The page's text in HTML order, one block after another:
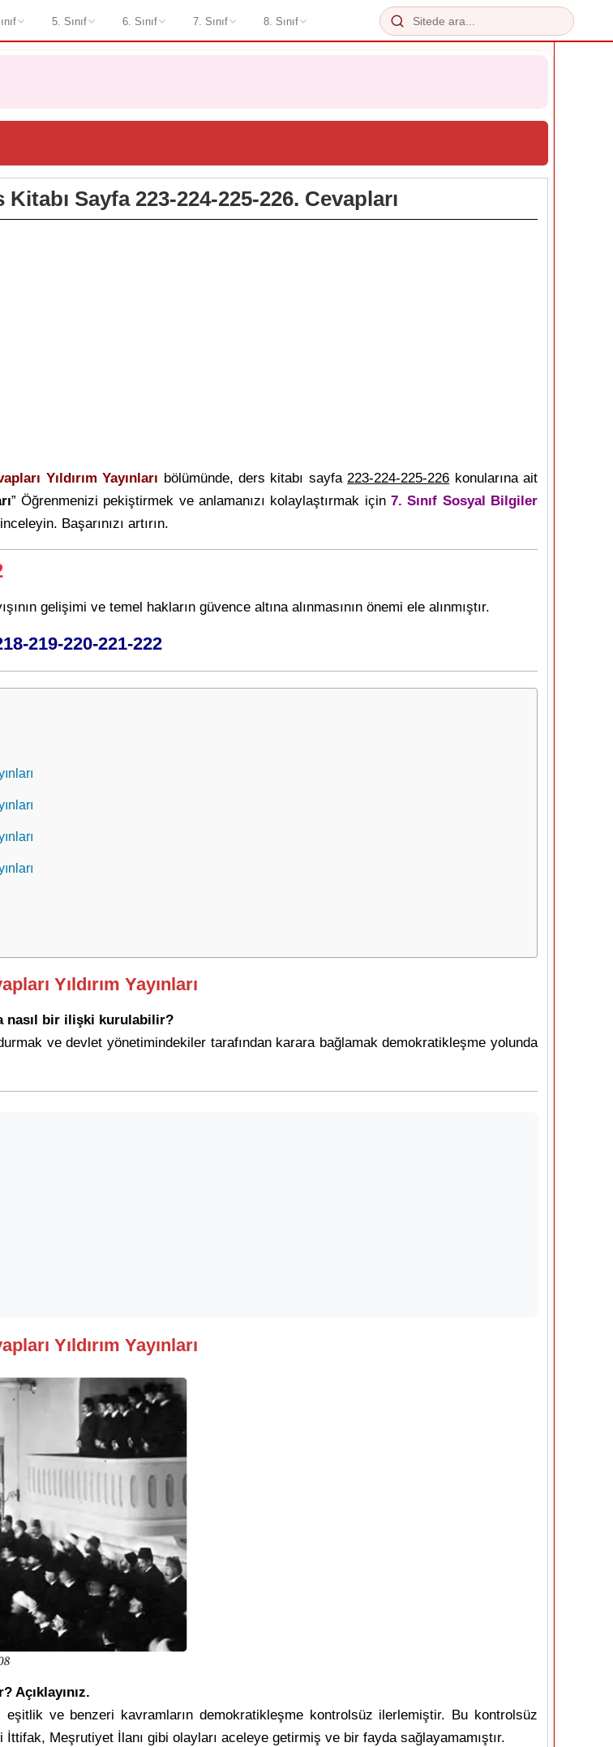
5. Sınıf 6. Sınıf 7. Sınıf 8. Sınıf
Sayfa 223-224-225-226. Cevapları
Yıldırım Yayınları bölümünde, ders kitabı sayfa223-224-225-226 konularına ait
” Öğrenmenizi pekiştirmek ve anlamanızı kolaylaştırmak için7. Sınıf Sosyal Bilgiler
Başarınızı artırın.
gelişimi ve temel hakların güvence altına alınmasının önemi ele alınmıştır.
219-220-221-222
Yıldırım Yayınları
nasıl bir ilişki kurulabilir?
ve devlet yönetimindekiler tarafından karara bağlamak demokratikleşme yolunda
Yıldırım Yayınları
Açıklayınız.
eşitlik ve benzeri kavramların demokratikleşme kontrolsüz ilerlemiştir. Bu kontrolsüz
Meşrutiyet İlanı gibi olayları aceleye getirmiş ve bir fayda sağlayamamıştır.